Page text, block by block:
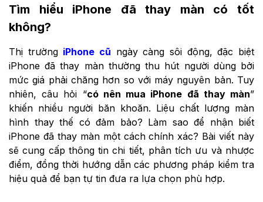
Tìm hiểu iPhone đã thay màn có tốt
không?
Thị trường iPhone cũ ngày càng sôi động, đặc biệt
iPhone đã thay màn thường thu hút người dùng bởi
mức giá phải chăng hơn so với máy nguyên bản. Tuy
nhiên, câu hỏi “có nên mua iPhone đã thay màn”
khiến nhiều người băn khoăn. Liệu chất lượng màn
hình thay thế có đảm bảo? Làm sao để nhận biết
iPhone đã thay màn một cách chính xác? Bài viết này
sẽ cung cấp thông tin chi tiết, phân tích ưu và nhược
điểm, đồng thời hướng dẫn các phương pháp kiểm tra
hiệu quả để bạn tự tin đưa ra lựa chọn phù hợp.